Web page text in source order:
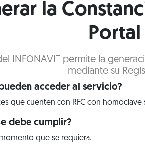
la
Portal
INFONAVIT permite la
mediante su
acceder al servicio?
que cuenten con RFC con homoclave
debe cumplir?
que se requiera.